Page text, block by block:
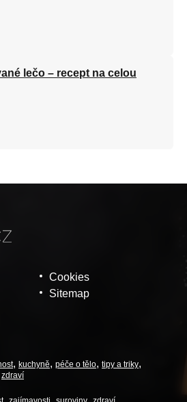
lečo – recept na celou
Cookies
Sitemap
kuchyně péče o tělo tipy a triky
zdraví